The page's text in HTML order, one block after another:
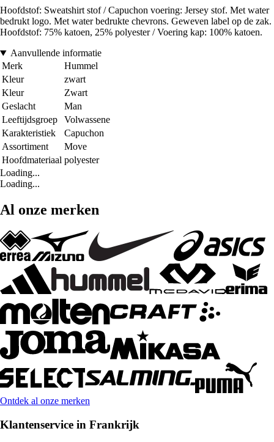
Hoofdstof: Sweatshirt stof / Capuchon voering: Jersey stof. Met water
bedrukt logo. Met water bedrukte chevrons. Geweven label op de zak.
Hoofdstof: 75% katoen, 25% polyester / Voering kap: 100% katoen.
Aanvullende informatie
Merk
Hummel
Kleur
zwart
Kleur
Zwart
Geslacht
Man
Leeftijdsgroep
Volwassene
Karakteristiek
Capuchon
Assortiment
Move
Hoofdmateriaal polyester
Loading...
Loading...
Al onze merken
Ontdek al onze merken
Klantenservice in Frankrijk